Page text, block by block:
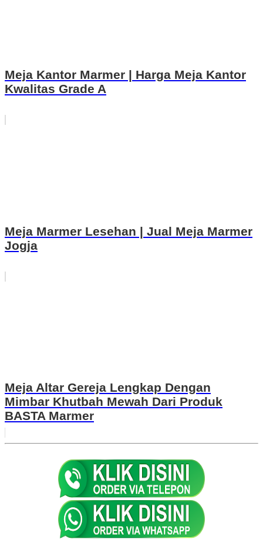
Meja Kantor Marmer | Harga Meja Kantor
Kwalitas Grade A
Meja Marmer Lesehan | Jual Meja Marmer
Jogja
Meja Altar Gereja Lengkap Dengan
Mimbar Khutbah Mewah Dari Produk
BASTA Marmer